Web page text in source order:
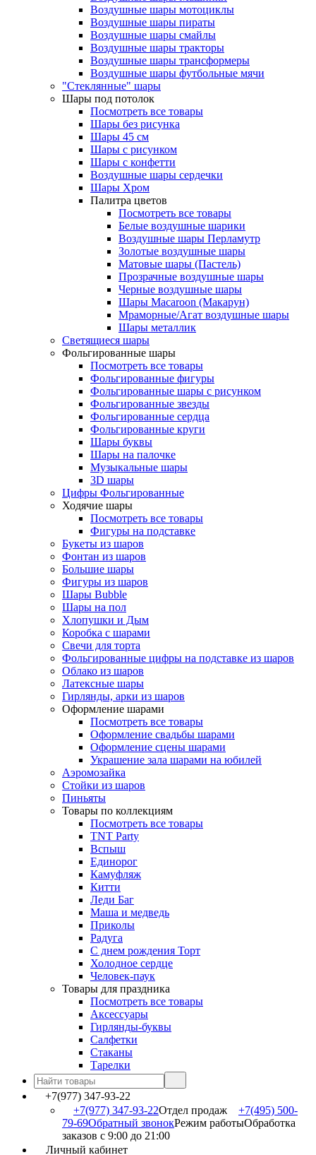
Воздушные шары мотоциклы
Воздушные шары пираты
Воздушные шары смайлы
Воздушные шары тракторы
Воздушные шары трансформеры
Воздушные шары футбольные мячи
"Стеклянные" шары
Шары под потолок
Посмотреть все товары
Шары без рисунка
Шары 45 см
Шары с рисунком
Шары с конфетти
Воздушные шары сердечки
Шары Хром
Палитра цветов
Посмотреть все товары
Белые воздушные шарики
Воздушные шары Перламутр
Золотые воздушные шары
Матовые шары (Пастель)
Прозрачные воздушные шары
Черные воздушные шары
Шары Macaroon (Макарун)
Мраморные/Агат воздушные шары
Шары металлик
Светящиеся шары
Фольгированные шары
Посмотреть все товары
Фольгированные фигуры
Фольгированные шары с рисунком
Фольгированные звезды
Фольгированные сердца
Фольгированные круги
Шары буквы
Шары на палочке
Музыкальные шары
3D шары
Цифры Фольгированные
Ходячие шары
Посмотреть все товары
Фигуры на подставке
Букеты из шаров
Фонтан из шаров
Большие шары
Фигуры из шаров
Шары Bubble
Шары на пол
Хлопушки и Дым
Коробка с шарами
Свечи для торта
Фольгированные цифры на подставке из шаров
Облако из шаров
Латексные шары
Гирлянды, арки из шаров
Оформление шарами
Посмотреть все товары
Оформление свадьбы шарами
Оформление сцены шарами
Украшение зала шарами на юбилей
Аэромозайка
Стойки из шаров
Пиньяты
Товары по коллекциям
Посмотреть все товары
TNT Party
Вспыш
Единорог
Камуфляж
Китти
Леди Баг
Маша и медведь
Приколы
Радуга
С днем рождения Торт
Холодное сердце
Человек-паук
Товары для праздника
Посмотреть все товары
Аксессуары
Гирлянды-буквы
Салфетки
Стаканы
Тарелки
+7(977) 347-93-22
+7(977) 347-93-22Отдел продаж
+7(495) 500-
79-69Обратный звонокРежим работыОбработка
заказов с 9:00 до 21:00
Личный кабинет